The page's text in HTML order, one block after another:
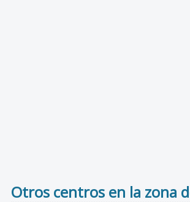
Otros centros en la zona